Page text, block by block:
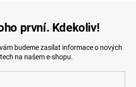
první. Kdekoliv!
budeme zasílat informace o nových
na našem e-shopu.